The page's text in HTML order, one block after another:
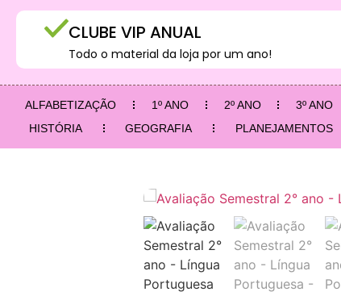
CLUBE VIP ANUAL
Todo o material da loja por um ano!
ALFABETIZAÇÃO 1º ANO 2º ANO 3º ANO
HISTÓRIA
GEOGRAFIA PLANEJAMENTOS